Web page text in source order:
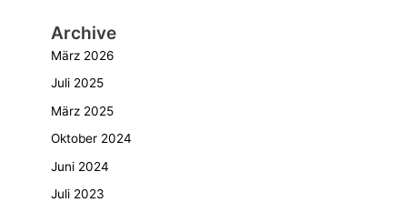
Archive
März 2026
Juli 2025
März 2025
Oktober 2024
Juni 2024
Juli 2023